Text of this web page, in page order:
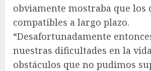
obviamente mostraba que los
compatibles a largo plazo.
“Desafortunadamente
nuestras dificultades en la
obstáculos que no pudimos